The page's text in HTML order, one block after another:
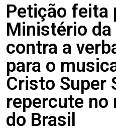
Petição feita
Ministério da
contra a
para o
Cristo Super
repercute no
do Brasil